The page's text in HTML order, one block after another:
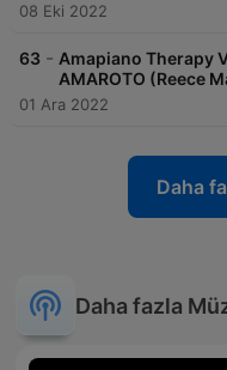
08 Eki 2022
63 - Amapiano Therapy
AMAROTO (Reece
01 Ara 2022
Daha
Daha fazla